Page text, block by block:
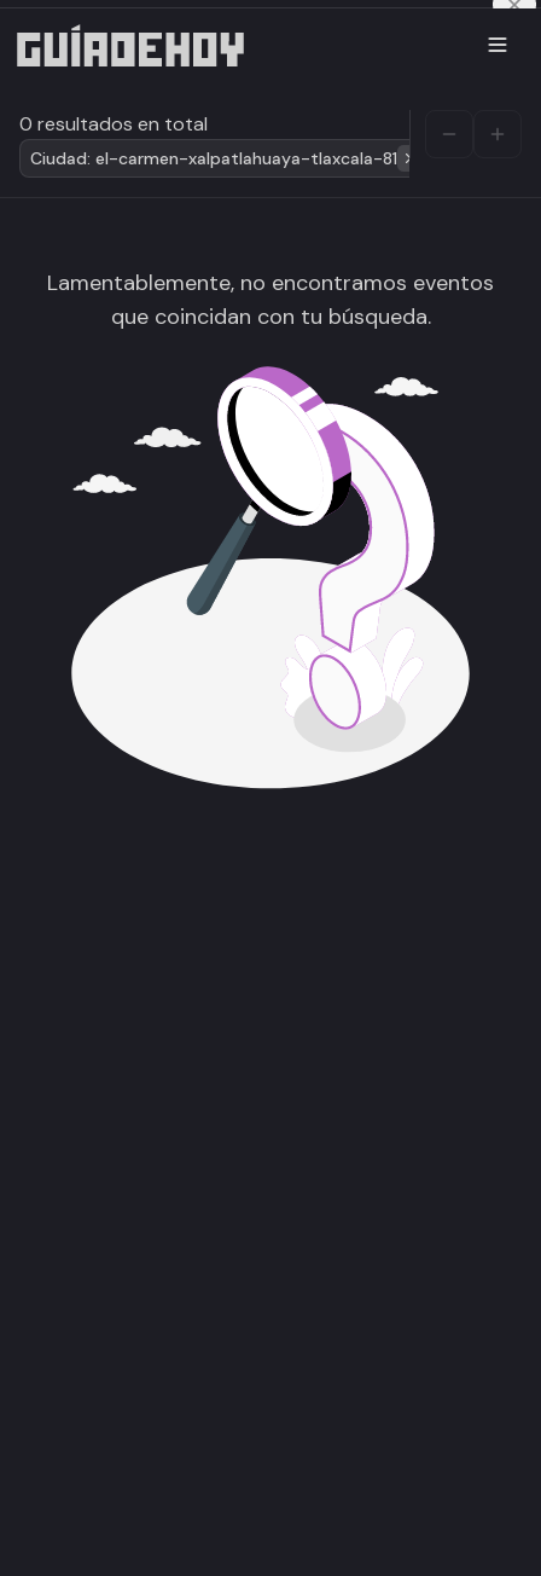
0 resultados en total
Ciudad: el-carmen-xalpatlahuaya-tlaxcala-81
Lamentablemente, no encontramos eventos
que coincidan con tu búsqueda.